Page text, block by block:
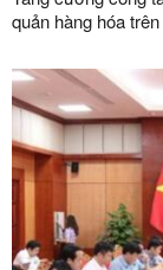
quản hàng hóa